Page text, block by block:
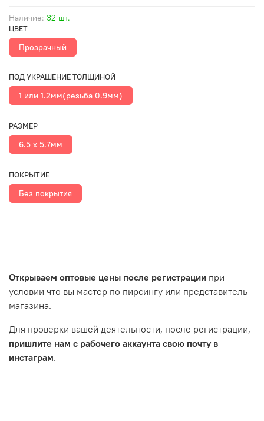
Наличие: 32 шт.
ЦВЕТ
Прозрачный
ПОД УКРАШЕНИЕ ТОЛЩИНОЙ
1 или 1.2мм(резьба 0.9мм)
РАЗМЕР
6.5 х 5.7мм
ПОКРЫТИЕ
Без покрытия
Открываем оптовые цены после регистрации при
условии что вы мастер по пирсингу или представитель
магазина.
Для проверки вашей деятельности, после регистрации,
пришлите нам с рабочего аккаунта свою почту в
инстаграм.